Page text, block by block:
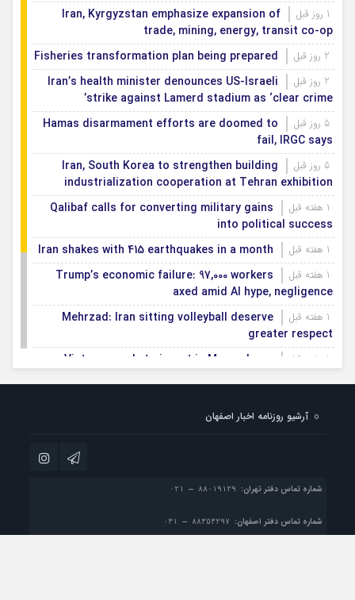
Iran, Kyrgyzstan emphasize expansion of
trade, mining, energy, transit co-op
Fisheries transformation plan being prepared
Iran’s health minister denounces US-Israeli
strike against Lamerd stadium as ‘clear crime’
Hamas disarmament efforts are doomed to
fail, IRGC says
Iran, South Korea to strengthen building
industrialization cooperation at Tehran exhibition
Qalibaf calls for converting military gains
into political success
Iran shakes with 415 earthquakes in a month
Trump’s economic failure: 97,000 workers
axed amid AI hype, negligence
Mehrzad: Iran sitting volleyball deserve
greater respect
Vietnam ready to invest in Mazandaran
facilitating, expanding non-oil exports
آرشیو روزنامه اخبار اصفهان
شماره تماس دفتر تهران:
شماره تماس دفتر اصفهان: